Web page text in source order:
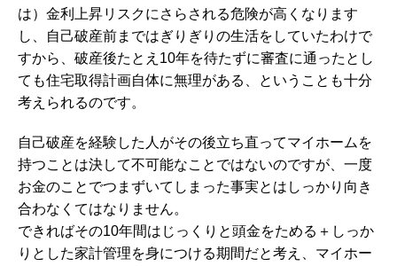
は）金利上昇リスクにさらされる危険が高くなります
し、自己破産前まではぎりぎりの生活をしていたわけで
すから、破産後たとえ10年を待たずに審査に通ったとし
ても住宅取得計画自体に無理がある、ということも十分
考えられるのです。
自己破産を経験した人がその後立ち直ってマイホームを
持つことは決して不可能なことではないのですが、一度
お金のことでつまずいてしまった事実とはしっかり向き
合わなくてはなりません。
できればその10年間はじっくりと頭金をためる＋しっか
りとした家計管理を身につける期間だと考え、マイホー